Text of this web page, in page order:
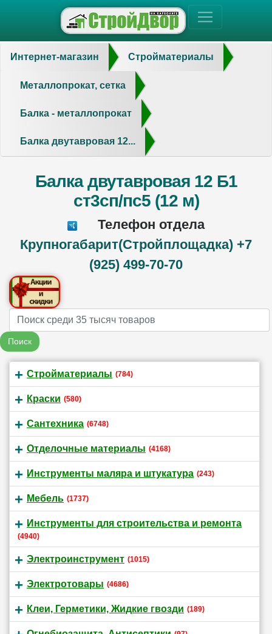
Интернет-магазин Стройматериалы
Металлопрокат, сетка
Балка - металлопрокат
Балка двутавровая 12...
Балка двутавровая 12 Б1
ст3сп/пс5 (12 м)
Телефон отдела
Крупногабарит(Стройплощадка) +7
(925) 499-70-70
Name
Поиск
Стройматериалы (784)
Краски (580)
Сантехника (6748)
Отделочные материалы (4168)
Инструменты маляра и штукатура (243)
Мебель (1737)
Инструменты для строительства и ремонта
(4940)
Электроинструмент (1015)
Электротовары (4686)
Клеи, Герметики, Жидкие гвозди (189)